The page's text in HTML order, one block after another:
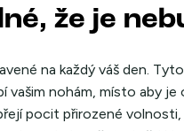
že je
na každý váš den.
vašim nohám, místo aby
pocit přirozené